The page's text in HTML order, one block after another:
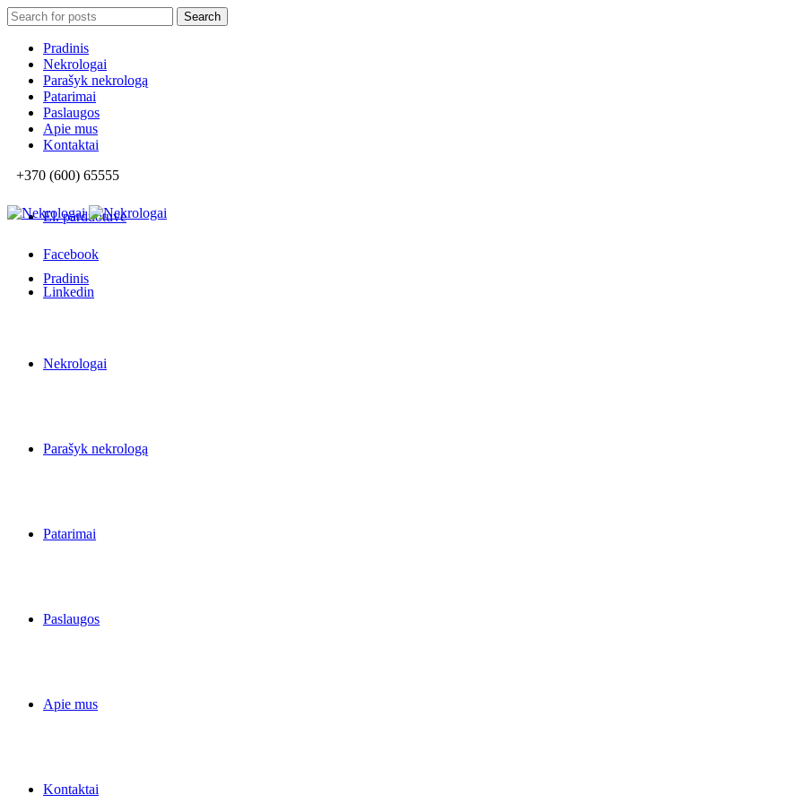
Search
for:
Search
Pradinis
Nekrologai
Parašyk nekrologą
Patarimai
Paslaugos
Apie mus
Kontaktai
+370 (600) 65555
El. parduotuvė
Facebook
Linkedin
Pradinis
Nekrologai
Parašyk nekrologą
Patarimai
Paslaugos
Apie mus
Kontaktai